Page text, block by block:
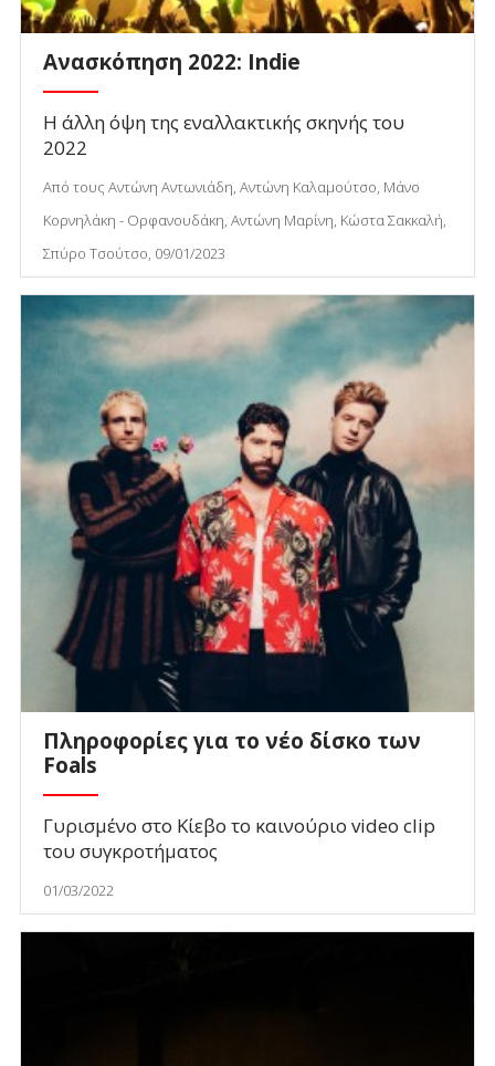
Ανασκόπηση 2022: Indie
Η άλλη όψη της εναλλακτικής σκηνής του
2022
Από τους Αντώνη Αντωνιάδη, Αντώνη Καλαμούτσο, Μάνο
Κορνηλάκη - Ορφανουδάκη, Αντώνη Μαρίνη, Κώστα Σακκαλή,
Σπύρο Τσούτσο, 09/01/2023
Πληροφορίες για το νέο δίσκο των
Foals
Γυρισμένο στο Κίεβο το καινούριο video clip
του συγκροτήματος
01/03/2022